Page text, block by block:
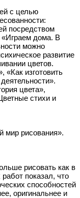
с целью
посредством
«Играем дома. В
можно
развитие
цветов.
«Как изготовить
цвета»,
стихи и
мир рисования».
рисовать как в
показал, что
способностей
оригинальнее и